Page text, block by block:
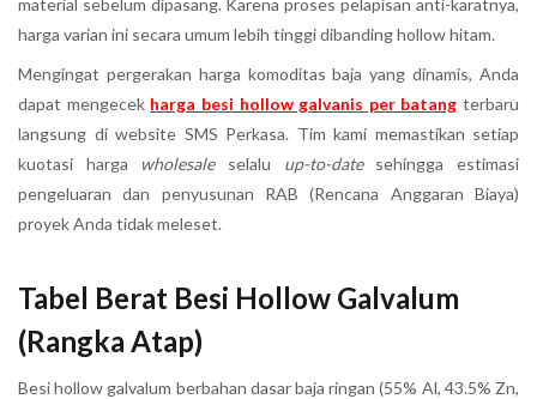
material sebelum dipasang. Karena proses pelapisan anti-karatnya,
harga varian ini secara umum lebih tinggi dibanding hollow hitam.
Mengingat pergerakan harga komoditas baja yang dinamis, Anda
dapat mengecek harga besi hollow galvanis per batang terbaru
langsung di website SMS Perkasa. Tim kami memastikan setiap
kuotasi harga wholesaleselalu up-to-datesehingga estimasi
pengeluaran dan penyusunan RAB (Rencana Anggaran Biaya)
proyek Anda tidak meleset.
Tabel Berat Besi Hollow Galvalum
(Rangka Atap)
Besi hollow galvalum berbahan dasar baja ringan (55% Al, 43.5% Zn,